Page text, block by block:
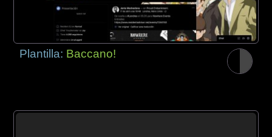
Plantilla: Baccano!